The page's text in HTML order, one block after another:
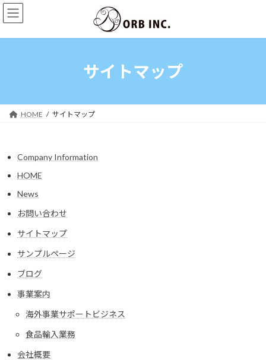
コ
ン
ン
ナ
ビ
ー
サイトマップ
HOME サイトマップ
Company Information
HOME
News
お問い合わせ
サイトマップ
サンプルページ
ブログ
事業案内
海外事業サポートビジネス
食品輸入業務
会社概要